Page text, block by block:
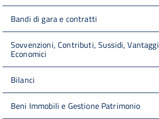
Bandi di gara e contratti
Sovvenzioni, Contributi, Sussidi, Vantaggi
Economici
Bilanci
Beni Immobili e Gestione Patrimonio